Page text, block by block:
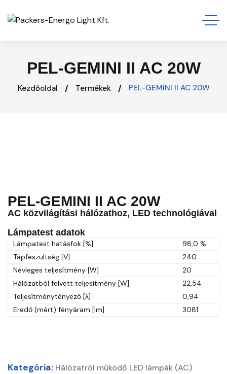
PEL-GEMINI II AC 20W
Kezdőoldal Termékek PEL-GEMINI II AC 20W
PEL-GEMINI II AC 20W
AC közvilágítási hálózathoz, LED technológiával
Lámpatest adatok
Lámpatest hatásfok [%]
98,0 %
Tápfeszültség [V]
240
Névleges teljesítmény [W]
20
Hálózatból felvett teljesítmény [W]
22,54
Teljesítménytényező [λ]
0,94
Eredő (mért) fényáram [lm]
3081
Kategória: Hálózatról működő LED lámpák (AC)